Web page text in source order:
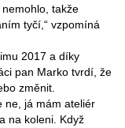
takže
tyčí,“ vzpomíná
2017 a díky
pan Marko tvrdí, že
změnit.
ne, já mám ateliér
na koleni. Když